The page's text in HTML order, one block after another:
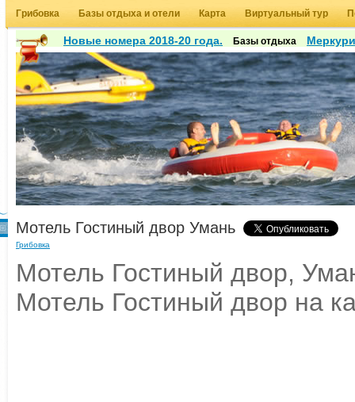
Грибовка Базы отдыха и отели Карта Виртуальный тур
Новые номера 2018-20 года. Базы отдыха
Грибовка
Мотель Гостиный двор Умань
Мотель Гостиный двор,
Мотель Гостиный двор на